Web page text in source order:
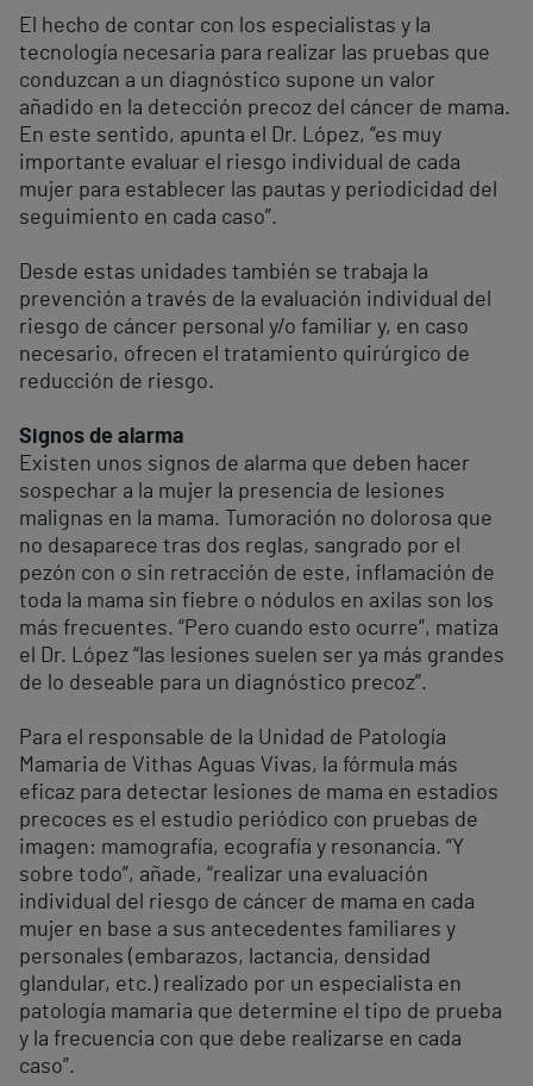
El hecho de contar con los especialistas y la
tecnología necesaria para realizar las pruebas que
conduzcan a un diagnóstico supone un valor
añadido en la detección precoz del cáncer de mama.
En este sentido, apunta el Dr. López, “es muy
importante evaluar el riesgo individual de cada
mujer para establecer las pautas y periodicidad del
seguimiento en cada caso”.
Desde estas unidades también se trabaja la
prevención a través de la evaluación individual del
riesgo de cáncer personal y/o familiar y, en caso
necesario, ofrecen el tratamiento quirúrgico de
reducción de riesgo.
Signos de alarma
Existen unos signos de alarma que deben hacer
sospechar a la mujer la presencia de lesiones
malignas en la mama. Tumoración no dolorosa que
no desaparece tras dos reglas, sangrado por el
pezón con o sin retracción de este, inflamación de
toda la mama sin fiebre o nódulos en axilas son los
más frecuentes. “Pero cuando esto ocurre”, matiza
el Dr. López “las lesiones suelen ser ya más grandes
de lo deseable para un diagnóstico precoz”.
Para el responsable de la Unidad de Patología
Mamaria de Vithas Aguas Vivas, la fórmula más
eficaz para detectar lesiones de mama en estadios
precoces es el estudio periódico con pruebas de
imagen: mamografía, ecografía y resonancia. “Y
sobre todo”, añade, “realizar una evaluación
individual del riesgo de cáncer de mama en cada
mujer en base a sus antecedentes familiares y
personales (embarazos, lactancia, densidad
glandular, etc.) realizado por un especialista en
patología mamaria que determine el tipo de prueba
y la frecuencia con que debe realizarse en cada
caso”.